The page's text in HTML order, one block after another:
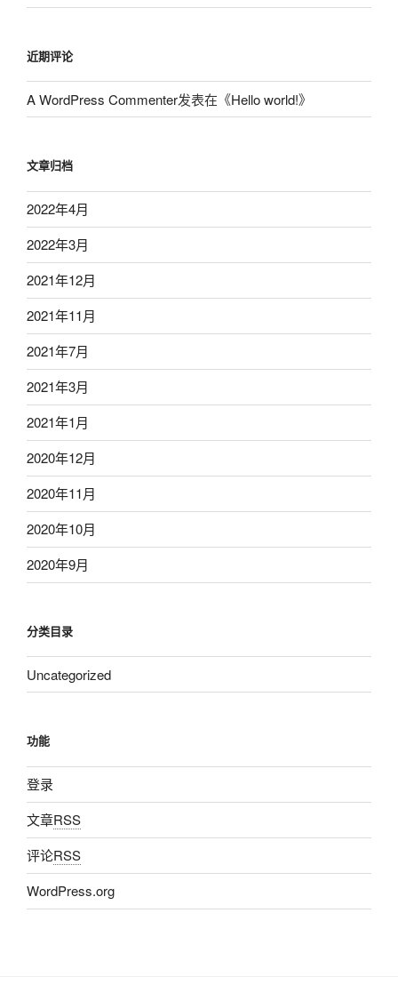
近期评论
A WordPress Commenter发表在《Hello world!》
文章归档
2022年4月
2022年3月
2021年12月
2021年11月
2021年7月
2021年3月
2021年1月
2020年12月
2020年11月
2020年10月
2020年9月
分类目录
Uncategorized
功能
登录
文章RSS
评论RSS
WordPress.org